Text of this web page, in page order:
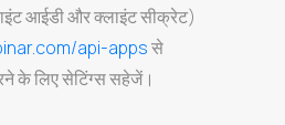
आईडी और क्लाइंट सीक्रेट)
api-appsसे
के लिए सेटिंग्स सहेजें।